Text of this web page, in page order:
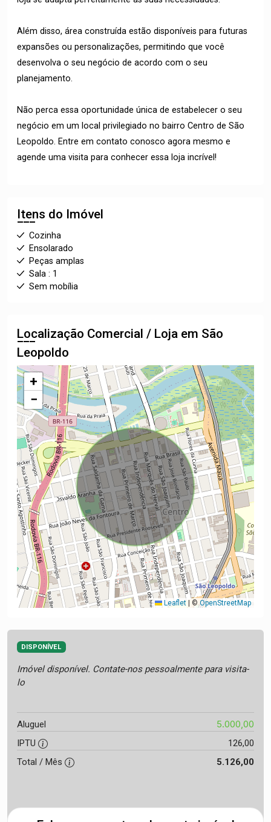
Além disso, área construída estão disponíveis para futuras
expansões ou personalizações, permitindo que você
desenvolva o seu negócio de acordo com o seu
planejamento.
Não perca essa oportunidade única de estabelecer o seu
negócio em um local privilegiado no bairro Centro de São
Leopoldo. Entre em contato conosco agora mesmo e
agende uma visita para conhecer essa loja incrível!
Itens do Imóvel
Cozinha
Ensolarado
Peças amplas
Sala : 1
Sem mobília
Localização Comercial / Loja em São
Leopoldo
+
−
Leaflet | © OpenStreetMap
DISPONÍVEL
Imóvel disponível. Contate-nos pessoalmente para visita-
lo
Aluguel 5.000,00
IPTU
126,00
Total / Mês
5.126,00